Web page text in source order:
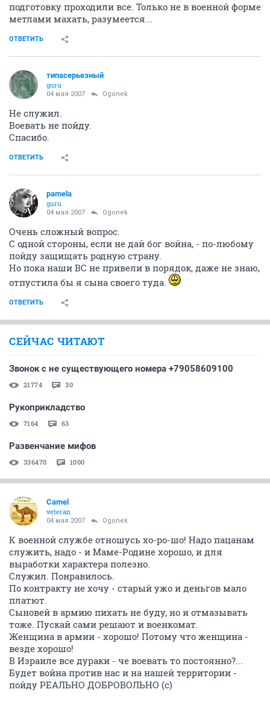
подготовку проходили все. Только не в военной форме
метлами махать, разумеется...
ОТВЕТИТЬ
типасерьезный
guru
04 мая 2007 Ogonek
Не служил.
Воевать не пойду.
Спасибо.
ОТВЕТИТЬ
pamela
guru
04 мая 2007 Ogonek
Очень сложный вопрос.
С одной стороны, если не дай бог война, - по-любому
пойду защищать родную страну.
Но пока наши ВС не привели в порядок, даже не знаю,
отпустила бы я сына своего туда.
ОТВЕТИТЬ
СЕЙЧАС ЧИТАЮТ
Звонок с не существующего номера +79058609100
21774 30
Рукоприкладство
7164 63
Развенчание мифов
336470 1000
Camel
veteran
04 мая 2007 Ogonek
К военной службе отношусь хо-ро-шо! Надо пацанам
служить, надо - и Маме-Родине хорошо, и для
выработки характера полезно.
Служил. Понравилось.
По контракту не хочу - старый ужо и деньгов мало
платют.
Сыновей в армию пихать не буду, но и отмазывать
тоже. Пускай сами решают и военкомат.
Женщина в армии - хорошо! Потому что женщина -
везде хорошо!
В Израиле все дураки - че воевать то постоянно?...
Будет война против нас и на нашей территории -
пойду РЕАЛЬНО ДОБРОВОЛЬНО (с)